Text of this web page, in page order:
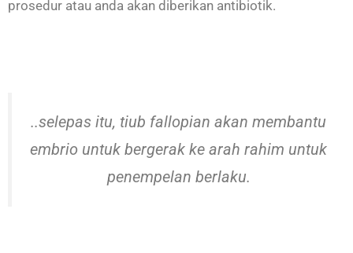
prosedur atau anda akan diberikan antibiotik.
..selepas itu, tiub fallopian akan membantu
embrio untuk bergerak ke arah rahim untuk
penempelan berlaku.